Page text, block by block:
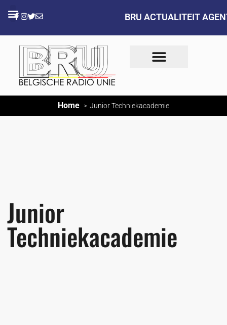
BRU ACTUALITEIT
Home Junior Techniekacademie
Junior
Techniekacademie